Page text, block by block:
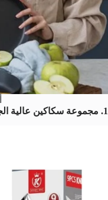
1. مجموعة سكاكين عالية الجودة